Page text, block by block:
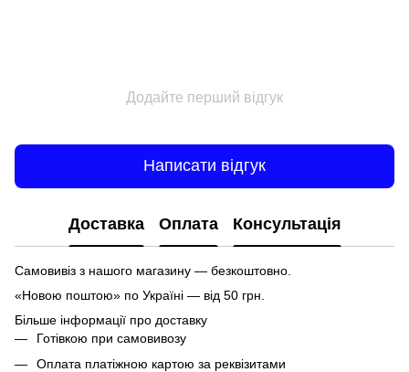
Додайте перший відгук
Написати відгук
Доставка Оплата Консультація
Самовивіз з нашого магазину — безкоштовно.
«Новою поштою» по Україні — від 50 грн.
Більше інформації про доставку
Готівкою при самовивозу
Оплата платіжною картою за реквізитами